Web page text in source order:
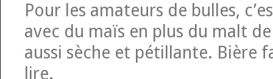
Pour les amateurs de bulles,
avec du maïs en plus du malt
aussi sèche et pétillante. Bière
lire.